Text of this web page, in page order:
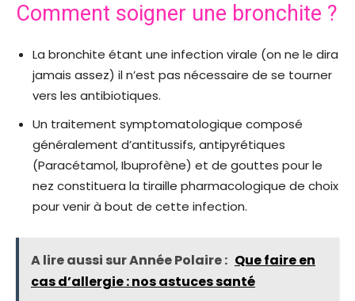
Comment soigner une bronchite ?
La bronchite étant une infection virale (on ne le dira
jamais assez) il n’est pas nécessaire de se tourner
vers les antibiotiques.
Un traitement symptomatologique composé
généralement d’antitussifs, antipyrétiques
(Paracétamol, Ibuprofène) et de gouttes pour le
nez constituera la tiraille pharmacologique de choix
pour venir à bout de cette infection.
A lire aussi sur Année Polaire : Que faire en
cas d’allergie : nos astuces santé